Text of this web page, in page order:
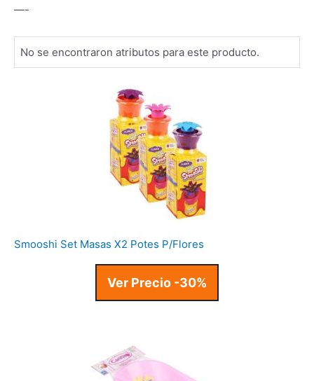
—-
No se encontraron atributos para este producto.
Smooshi Set Masas X2 Potes P/Flores
Ver Precio -30%